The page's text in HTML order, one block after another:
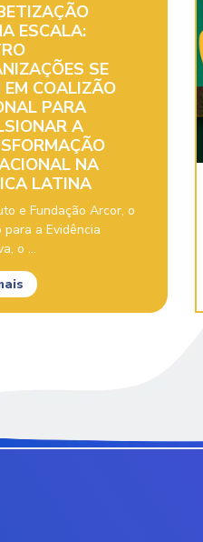
ESCALA:
SE
EM COALIZÃO
PARA
A
NA
LATINA
e Fundação Arcor, o
a Evidência
o ...